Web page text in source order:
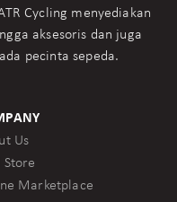
Cycling menyediakan
aksesoris dan juga
pecinta sepeda.
Us
Store
Marketplace